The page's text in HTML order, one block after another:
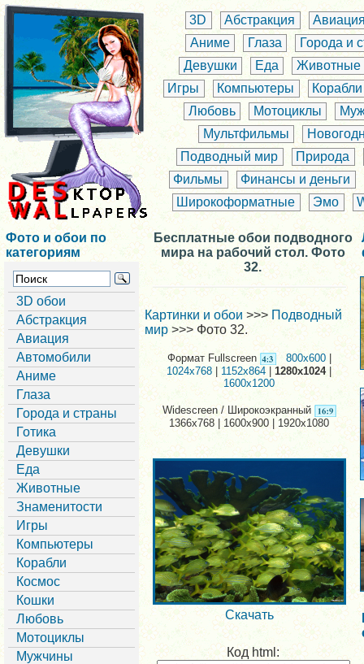
3D Абстракция
Аниме
Глаза
Города и
Девушки
Еда
Животные
Игры
Компьютеры
Корабли
Любовь
Мотоциклы
Мультфильмы
Подводный мир
Природа
Фильмы
Финансы и деньги
Широкоформатные
Эмо
Фото и обои по
категориям
3D обои
Абстракция
Авиация
Автомобили
Аниме
Глаза
Города и страны
Готика
Девушки
Еда
Животные
Знаменитости
Игры
Компьютеры
Корабли
Космос
Кошки
Любовь
Мотоциклы
Мужчины
Бесплатные обои подводного
мира на рабочий стол. Фото
32.
Картинки и обои >>> Подводный
мир>>> Фото 32.
Формат Fullscreen 800x600
1024x768
1152x864|1280x1024|
1600x1200
Widescreen / Широкоэкранный
1366x768 | 1600x900 | 1920x1080
Скачать
Код html: